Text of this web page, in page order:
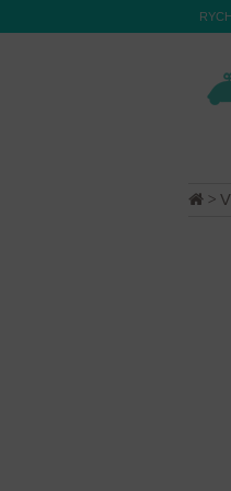
>